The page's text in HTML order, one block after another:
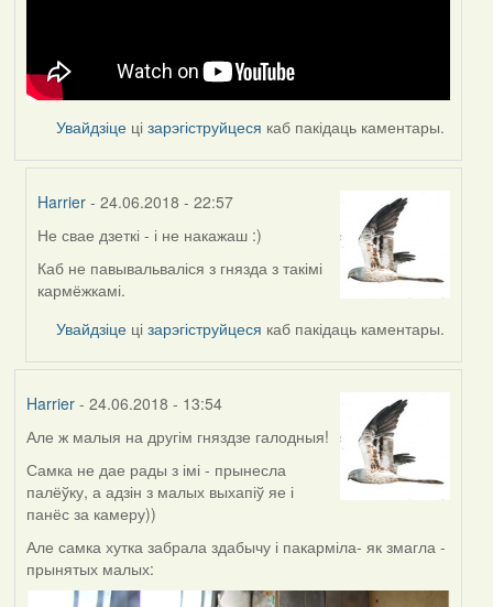
Увайдзіце цізарэгіструйцеся каб пакідаць каментары.
Harrier - 24.06.2018 - 22:57
In
reply
to
Feather
Не свае дзеткі - і не накажаш :)
Каб не павывальваліся з гнязда з такімі
кармёжкамі.
Увайдзіце цізарэгіструйцеся каб пакідаць каментары.
Harrier- 24.06.2018 - 13:54
Але ж малыя на другім гняздзе галодныя!
Самка не дае рады з імі - прынесла
палёўку, а адзін з малых выхапіў яе і
панёс за камеру))
Але самка хутка забрала здабычу і пакарміла- як змагла -
прынятых малых: